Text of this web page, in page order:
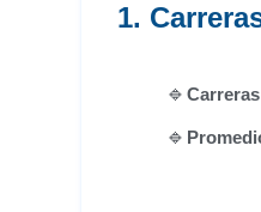
1.